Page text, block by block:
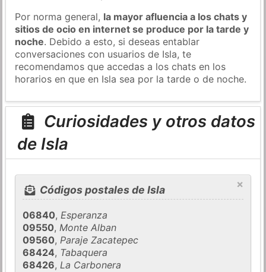
Por norma general, la mayor afluencia a los chats y
sitios de ocio en internet se produce por la tarde y
noche. Debido a esto, si deseas entablar
conversaciones con usuarios de Isla, te
recomendamos que accedas a los chats en los
horarios en que en Isla sea por la tarde o de noche.
Curiosidades y otros datos
de Isla
×
Códigos postales de Isla
06840,Esperanza
09550,Monte Alban
09560,Paraje Zacatepec
68424, Tabaquera
68426,La Carbonera